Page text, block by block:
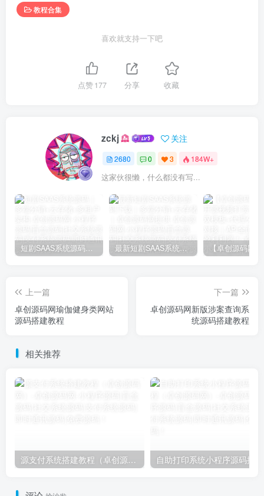
教程合集
喜欢就支持一下吧
点赞177 分享 收藏
zckj 关注
2680 0 3 184W+
这家伙很懒，什么都没有写...
最新短剧SAAS系统源码下载｜多端分销+云存储｜卓创源码网提供
上一篇
卓创源码网瑜伽健身类网站
源码搭建教程
下一篇
卓创源码网新版涉案查询系
统源码搭建教程
相关推荐
源支付系统搭建教程（卓创源码网）